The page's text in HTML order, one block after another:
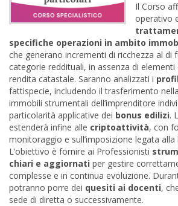
Il Corso
operativo
specifiche operazioni in ambito
che generano incrementi di ricchezza al di
categorie reddituali, in assenza di elementi
rendita catastale. Saranno analizzati i
fattispecie, includendo il trasferimento
immobili strumentali dell’imprenditore
particolarità applicative dei bonus edilizi.
estenderà infine alle criptoattività, con
monitoraggio e sull’imposizione legata
L’obiettivo è fornire ai Professionisti
chiari e aggiornati per gestire
complesse e in continua evoluzione.
potranno porre dei quesiti ai docenti,
sede di diretta o successivamente.